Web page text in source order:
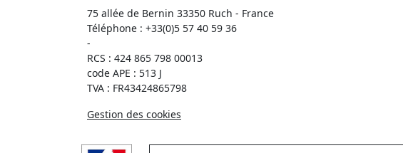
75 allée de Bernin 33350 Ruch - France
Téléphone : +33(0)5 57 40 59 36
-
RCS : 424 865 798 00013
code APE : 513 J
TVA : FR43424865798
Gestion des cookies